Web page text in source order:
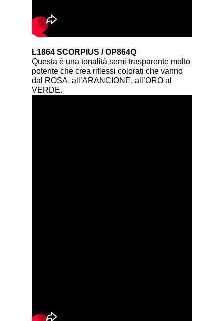
L1864 SCORPIUS / OP864Q
Questa è una tonalità semi-trasparente molto
potente che crea riflessi colorati che vanno
dal ROSA, all’ARANCIONE, all’ORO al
VERDE.